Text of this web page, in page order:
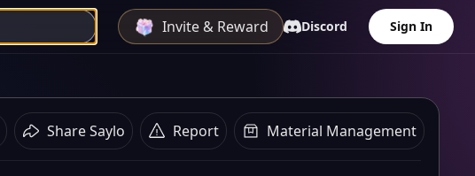
Invite & Reward Discord Sign In
Share Saylo Report Material Management